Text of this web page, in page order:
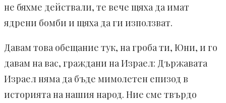
не бяхме действали, те вече щяха да имат
ядрени бомби и щяха да ги използват.
Давам това обещание тук, на гроба ти, Юни, и го
давам на вас, граждани на Израел: Държавата
Израел няма да бъде мимолетен епизод в
историята на нашия народ. Ние сме твърдо